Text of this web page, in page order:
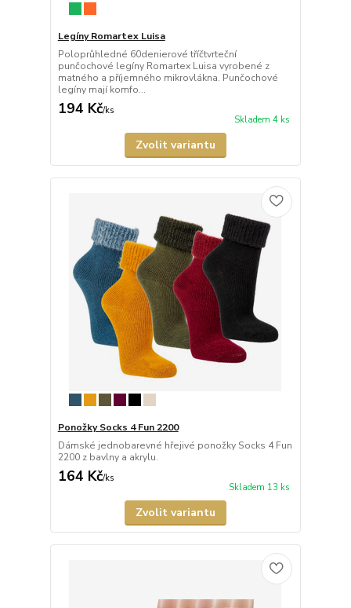
Legíny Romartex Luisa
Poloprůhledné 60denierové tříčtvrteční
punčochové legíny Romartex Luisa vyrobené z
matného a příjemného mikrovlákna. Punčochové
legíny mají komfo...
194 Kč/ks
Skladem 4 ks
Zvolit variantu
Ponožky Socks 4 Fun 2200
Dámské jednobarevné hřejivé ponožky Socks 4 Fun
2200 z bavlny a akrylu.
164 Kč/ks
Skladem 13 ks
Zvolit variantu